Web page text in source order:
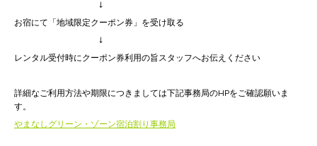
↓
お宿にて「地域限定クーポン券」を受け取る
↓
レンタル受付時にクーポン券利用の旨スタッフへお伝えください
詳細なご利用方法や期限につきましては下記事務局のHPをご確認願いま
す。
やまなしグリーン・ゾーン宿泊割り事務局